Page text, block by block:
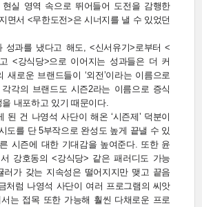
실 영역 속으로 뛰어들어 도전을 감행한
면서 <무한도전>은 시너지를 낼 수 있었던
성과를 냈다고 해도, <신서유기>로부터 <
<강식당>으로 이어지는 성과들은 더 커
새로운 브랜드들이 ‘외전’이라는 이름으로
각의 브랜드도 시즌2라는 이름으로 증식
내포하고 있기 때문이다.
된 건 나영석 사단이 해온 ‘시즌제’ 덕분이
도를 단 5부작으로 완성도 높게 끝낼 수 있
른 시즌에 대한 기대감을 높여준다. 또한 윤
강호동의 <강식당> 같은 패러디도 가능
러가 갖는 지속성은 떨어지지만 맺고 끝음
처럼 나영석 사단이 여러 프로그램의 씨앗
는 접목 또한 가능해 훨씬 다채로운 프로